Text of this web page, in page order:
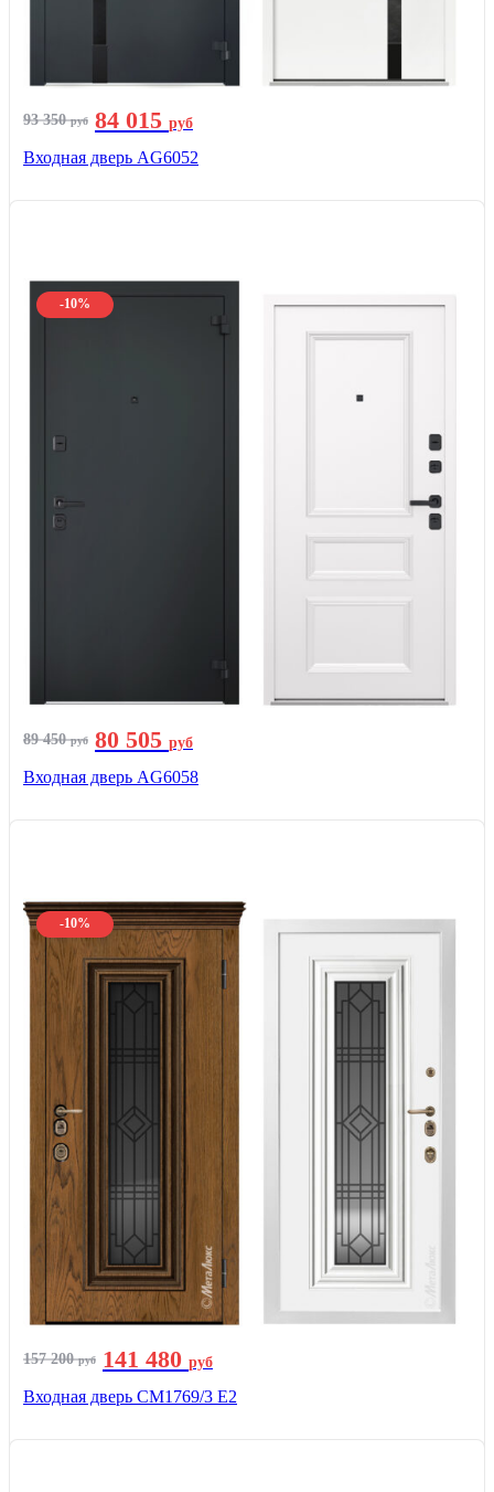
93 350руб 84 015 руб
Входная дверь AG6052
-10%
89 450руб 80 505 руб
Входная дверь AG6058
-10%
157 200руб 141 480 руб
Входная дверь СМ1769/3 Е2